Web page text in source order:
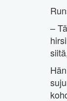
–